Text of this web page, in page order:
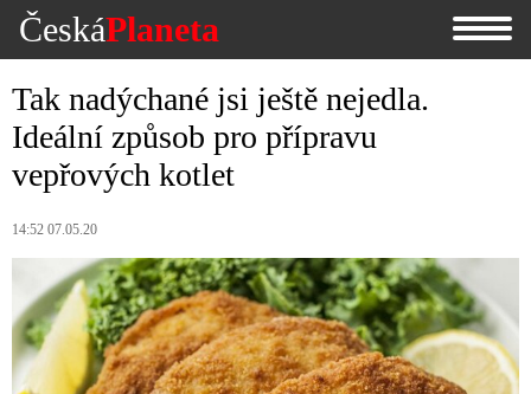
ČeskáPlaneta
Tak nadýchané jsi ještě nejedla.
Ideální způsob pro přípravu
vepřových kotlet
14:52 07.05.20